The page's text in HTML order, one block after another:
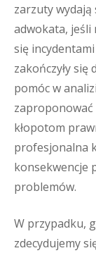
zarzuty wydają
adwokata, jeśli
się
zakończyły
pomóc w
kłopotom
profesjonalna
konsekwencje
problemów.
W przypadku,
zdecydujemy